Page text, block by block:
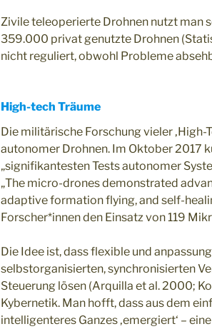
Zivile teleoperierte Drohnen nutzt man
359.000 privat genutzte Drohnen
nicht reguliert, obwohl Probleme
High-tech Träume
Die militärische Forschung vieler
autonomer Drohnen. Im Oktober 2017
„signifikantesten Tests autonomer
„The micro-drones demonstrated
adaptive formation flying, and self-
Forscher*innen den Einsatz von 119
Die Idee ist, dass flexible und
selbstorganisierten, synchronisierten
Steuerung lösen (Arquilla et al. 2000;
Kybernetik. Man hofft, dass aus dem
intelligenteres Ganzes ‚emergiert‘ –